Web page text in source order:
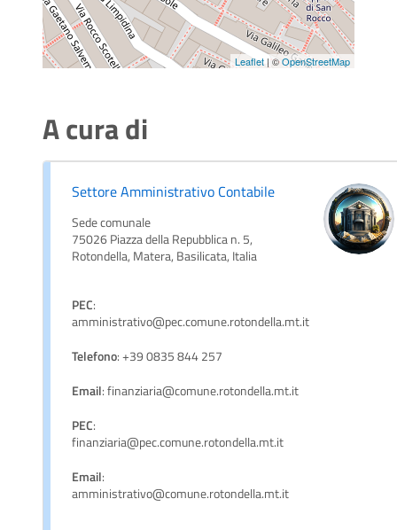
Leaflet| ©OpenStreetMap
A cura di
Settore Amministrativo Contabile
Sede comunale
75026 Piazza della Repubblica n. 5,
Rotondella, Matera, Basilicata, Italia
PEC:
amministrativo@pec.comune.rotondella.mt.it
Telefono: +39 0835 844 257
Email: finanziaria@comune.rotondella.mt.it
PEC:
finanziaria@pec.comune.rotondella.mt.it
Email:
amministrativo@comune.rotondella.mt.it